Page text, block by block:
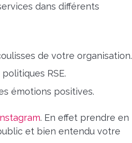
dans différents
de votre organisation.
RSE.
émotions positives.
. En effet prendre en
et bien entendu votre